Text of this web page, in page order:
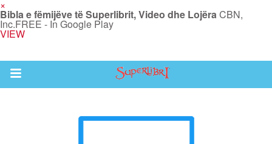
×
Bibla e fëmijëve të Superlibrit, Video dhe LojëraCBN,
Inc.FREE - In Google Play
VIEW
Return to Content